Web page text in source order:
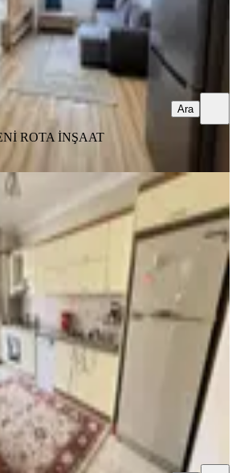
EMLAKTaner B
ROTA İNŞAAT
Ara
Gayrimenkulden Şekerdere
Üzeri Kiralık 4+1
Karamanlı Mahallesi
01.08.2026
₺
SİNAN ÜNAL